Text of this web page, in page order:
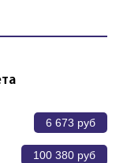
6 673 руб
100 380 руб